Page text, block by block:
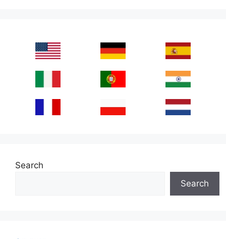
Search
Search